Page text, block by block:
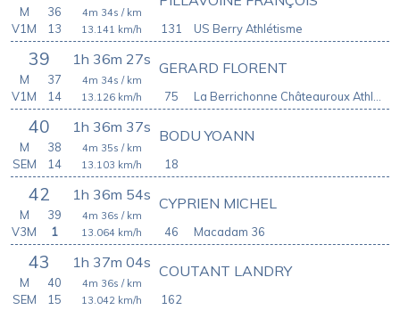
131
4m 34s / km
13.141 km/h
M
36
V1M
13 US Berry Athlétisme
39 1h 36m 27s
75
GERARD FLORENT
4m 34s / km
13.126 km/h
M
37
V1M
14
40 1h 36m 37s
18
BODU YOANN
4m 35s / km
13.103 km/h
M
38
SEM
14
42 1h 36m 54s
46
CYPRIEN MICHEL
4m 36s / km
13.064 km/h
M
39
V3M
1 Macadam 36
43 1h 37m 04s
162
COUTANT LANDRY
4m 36s / km
13.042 km/h
M
40
SEM
15